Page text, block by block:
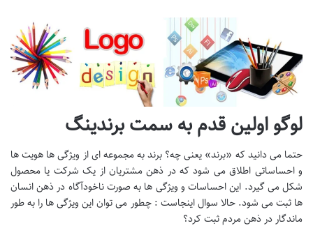
لوگو اولین قدم به سمت برندینگ
حتما می دانید که «برند» یعنی چه؟ برند به مجموعه ای از ویژگی ها هویت ها
و احساساتی اطلاق می شود که در ذهن مشتریان از یک شرکت یا محصول
شکل می گیرد. این احساسات و ویژگی ها به صورت ناخودآگاه در ذهن انسان
ها ثبت می شود. حالا سوال اینجاست : چطور می توان این ویژگی ها را به طور
ماندگار در ذهن مردم ثبت کرد؟